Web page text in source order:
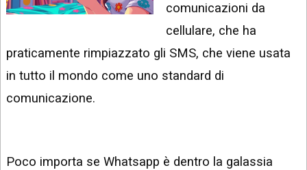
VIDEO
ARGOMENTI:
APPS
INSTAGRAM
NEWS
LINKEDIN
comunicazioni da
cellulare, che ha
praticamente rimpiazzato gli SMS, che viene usata
in tutto il mondo come uno standard di
comunicazione.
Poco importa se Whatsapp è dentro la galassia